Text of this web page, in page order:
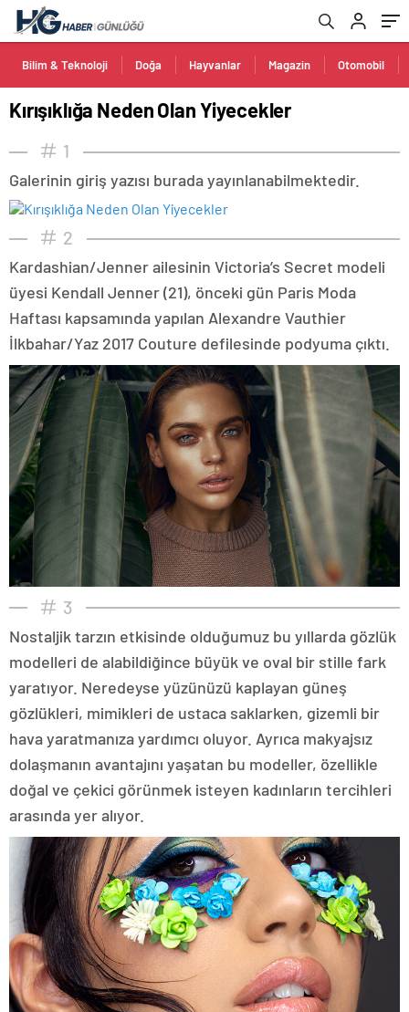
Bilim & Teknoloji Doğa Hayvanlar Magazin Otomobil
Kırışıklığa Neden Olan Yiyecekler
1
Galerinin giriş yazısı burada yayınlanabilmektedir.
2
Kardashian/Jenner ailesinin Victoria’s Secret modeli
üyesi Kendall Jenner (21), önceki gün Paris Moda
Haftası kapsamında yapılan Alexandre Vauthier
İlkbahar/Yaz 2017 Couture defilesinde podyuma çıktı.
3
Nostaljik tarzın etkisinde olduğumuz bu yıllarda gözlük
modelleri de alabildiğince büyük ve oval bir stille fark
yaratıyor. Neredeyse yüzünüzü kaplayan güneş
gözlükleri, mimikleri de ustaca saklarken, gizemli bir
hava yaratmanıza yardımcı oluyor. Ayrıca makyajsız
dolaşmanın avantajını yaşatan bu modeller, özellikle
doğal ve çekici görünmek isteyen kadınların tercihleri
arasında yer alıyor.